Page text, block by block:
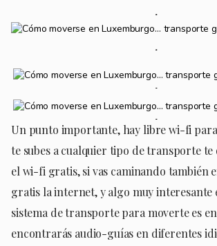
Un punto importante, hay libre wi-fi
te subes a cualquier tipo de transporte
el wi-fi gratis, si vas caminando también
gratis la internet, y algo muy interesante
sistema de transporte para moverte es
encontrarás audio-guías en diferentes